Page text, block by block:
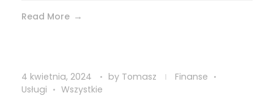
Read More
4 kwietnia, 2024 by Tomasz
Finanse
Usługi
Wszystkie